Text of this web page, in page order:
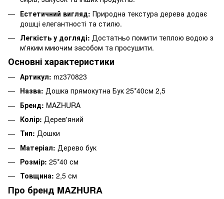
Естетичний вигляд: Природна текстура дерева додає
дошці елегантності та стилю.
Легкість у догляді: Достатньо помити теплою водою з
м'яким миючим засобом та просушити.
Основні характеристики
Артикул: mz370823
Назва: Дошка прямокутна Бук 25*40см 2,5
Бренд: MAZHURA
Колір: Дерев'яний
Тип: Дошки
Матеріал: Дерево бук
Розмір: 25*40 см
Товщина: 2,5 см
Про бренд MAZHURA